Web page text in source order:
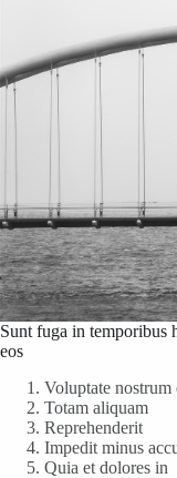
Sunt fuga in temporibus
eos
Voluptate
Totam aliquam
Reprehenderit
Impedit minus
Quia et dolores in